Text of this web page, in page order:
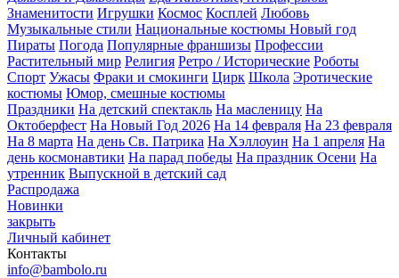
Знаменитости Игрушки Космос Косплей Любовь
Музыкальные стили Национальные костюмы Новый год
Пираты Погода Популярные франшизы Профессии
Растительный мир Религия Ретро / Исторические Роботы
Спорт Ужасы Фраки и смокинги Цирк Школа Эротические
костюмы Юмор, смешные костюмы
Праздники На детский спектакль На масленицу На
Октоберфест На Новый Год 2026 На 14 февраля На 23 февраля
На 8 марта На день Св. Патрика На Хэллоуин На 1 апреля На
день космонавтики На парад победы На праздник Осени На
утренник Выпускной в детский сад
Распродажа
Новинки
закрыть
Личный кабинет
Контакты
info@bambolo.ru